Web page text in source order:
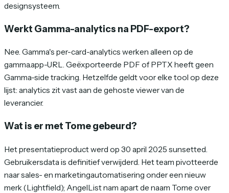
designsysteem.
Werkt Gamma-analytics na PDF-export?
Nee. Gamma's per-card-analytics werken alleen op de
gamma.app-URL. Geëxporteerde PDF of PPTX heeft geen
Gamma-side tracking. Hetzelfde geldt voor elke tool op deze
lijst: analytics zit vast aan de gehoste viewer van de
leverancier.
Wat is er met Tome gebeurd?
Het presentatieproduct werd op 30 april 2025 sunsetted.
Gebruikersdata is definitief verwijderd. Het team pivotteerde
naar sales- en marketingautomatisering onder een nieuw
merk (Lightfield); AngelList nam apart de naam Tome over